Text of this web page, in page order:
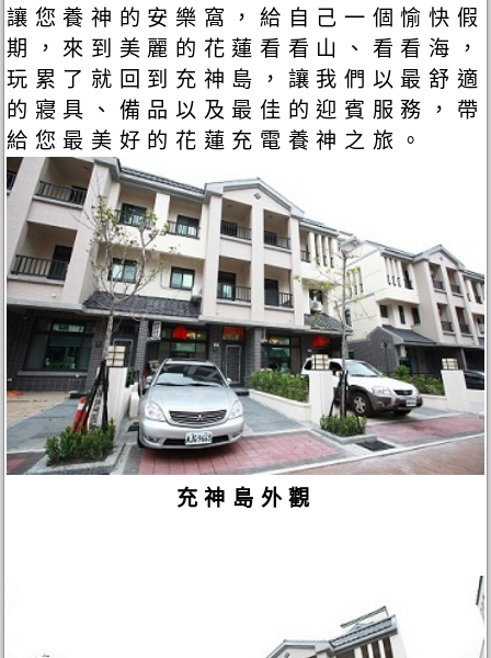
讓您養神的安樂窩，給自己一個愉快假
期，來到美麗的花蓮看看山、看看海，
玩累了就回到充神島，讓我們以最舒適
的寢具、備品以及最佳的迎賓服務，帶
給您最美好的花蓮充電養神之旅。
充神島外觀